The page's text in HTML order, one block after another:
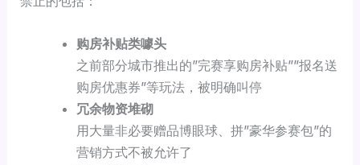
购房补贴类噱头
之前部分城市推出的”完赛享购房补贴””报名送
购房优惠券”等玩法，被明确叫停
冗余物资堆砌
用大量非必要赠品博眼球、拼”豪华参赛包”的
营销方式不被允许了